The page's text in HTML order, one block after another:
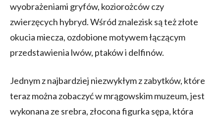
wyobrażeniami gryfów, koziorożców czy
zwierzęcych hybryd. Wśród znalezisk są też złote
okucia miecza, ozdobione motywem łączącym
przedstawienia lwów, ptaków i delfinów.
Jednym z najbardziej niezwykłym z zabytków, które
teraz można zobaczyć w mrągowskim muzeum, jest
wykonana ze srebra, złocona figurka sępa, która